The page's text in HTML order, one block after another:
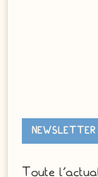
NEWSLETTER
Toute